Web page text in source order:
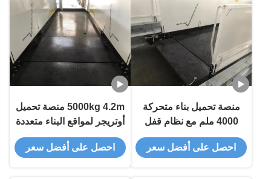
منصة تحميل بناء متحركة
4000 ملم مع نظام قفل
سهل
احصل على أفضل سعر
5000kg 4.2m منصة تحميل
أوتريجر لمواقع البناء متعددة
الطوابق
احصل على أفضل سعر